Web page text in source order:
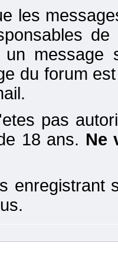
les
un message
du forum
pas
18 ans. Ne
enregistrant